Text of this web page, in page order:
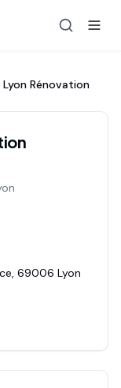
Lyon Rénovation
, 69006 Lyon